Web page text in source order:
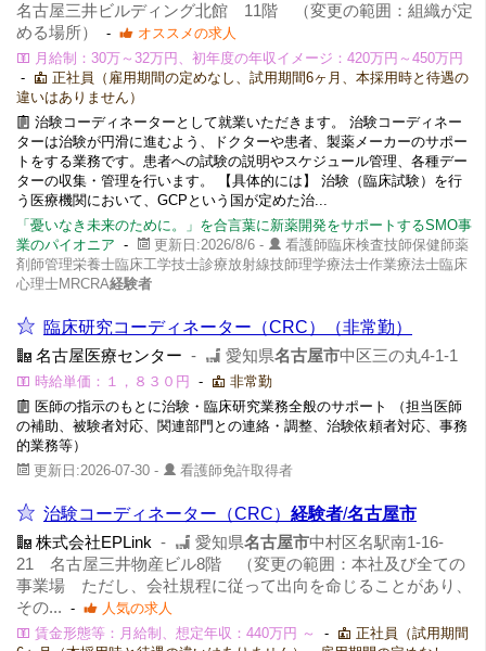
名古屋三井ビルディング北館 11階 （変更の範囲：組織が定
める場所）
-
オススメの求人
月給制：30万～32万円、初年度の年収イメージ：420万円～450万円
-
正社員（雇用期間の定めなし、試用期間6ヶ月、本採用時と待遇の
違いはありません）
治験コーディネーターとして就業いただきます。 治験コーディネー
ターは治験が円滑に進むよう、ドクターや患者、製薬メーカーのサポー
トをする業務です。患者への試験の説明やスケジュール管理、各種デー
ターの収集・管理を行います。 【具体的には】 治験（臨床試験）を行
う医療機関において、GCPという国が定めた治...
「憂いなき未来のために。」を合言葉に新薬開発をサポートするSMO事
業のパイオニア - 更新日:2026/8/6 -
看護師臨床検査技師保健師薬
剤師管理栄養士臨床工学技士診療放射線技師理学療法士作業療法士臨床
心理士MRCRA経験者
臨床研究コーディネーター（CRC）（非常勤）
名古屋医療センター - 愛知県名古屋市中区三の丸4-1-1
時給単価：１，８３０円 -
非常勤
医師の指示のもとに治験・臨床研究業務全般のサポート （担当医師
の補助、被験者対応、関連部門との連絡・調整、治験依頼者対応、事務
的業務等）
更新日:2026-07-30 -
看護師免許取得者
治験コーディネーター（CRC） 経験者/名古屋市
株式会社EPLink - 愛知県名古屋市中村区名駅南1-16-
21 名古屋三井物産ビル8階 （変更の範囲：本社及び全ての
事業場 ただし、会社規程に従って出向を命じることがあり、
その... -
人気の求人
賃金形態等：月給制、想定年収：440万円 ～
-
正社員（試用期間